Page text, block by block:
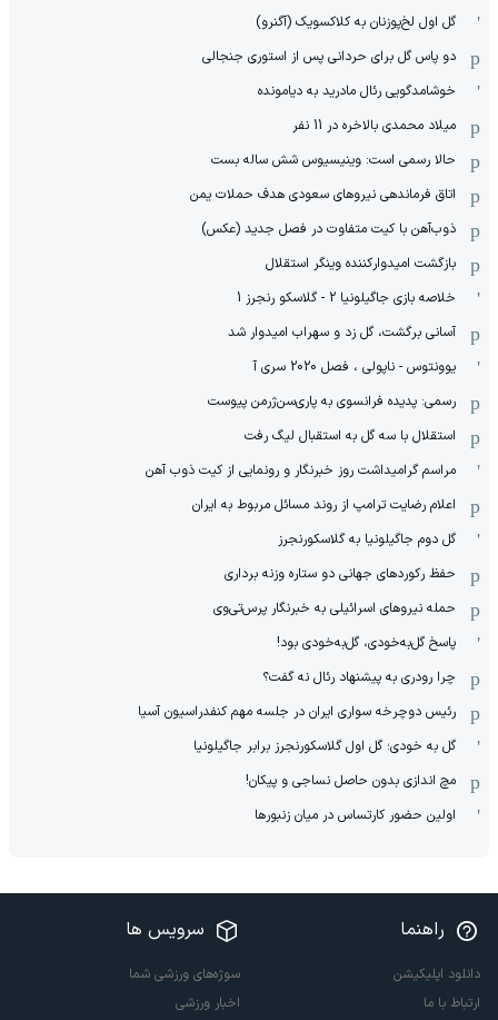
گل اول لخ‌پوزنان به کلاکسویک (آگنرو)
دو پاس گل برای حردانی پس از استوری جنجالی
خوشامدگویی رئال مادرید به دیامونده
میلاد محمدی بالاخره در 11 نفر
حالا رسمی است: وینیسیوس شش ساله بست
اتاق فرماندهی نیروهای سعودی هدف حملات یمن
ذوب‌آهن با کیت متفاوت در فصل جدید (عکس)
بازگشت امیدوارکننده وینگر استقلال
خلاصه بازی جاگیلونیا 2 - گلاسکو رنجرز 1
آسانی برگشت، گل زد و سهراب امیدوار شد
یوونتوس - ناپولی ، فصل 2020 سری آ
رسمی: پدیده فرانسوی به پاری‌سن‌ژرمن پیوست
استقلال با سه گل به استقبال لیگ رفت
مراسم گرامیداشت روز خبرنگار و رونمایی از کیت ذوب آهن
اعلام رضایت ترامپ از روند مسائل مربوط به ایران
گل دوم جاگیلونیا به گلاسکورنجرز
حفظ رکوردهای جهانی دو ستاره وزنه برداری
حمله نیروهای اسرائیلی به خبرنگار پرس‌تی‌وی
پاسخ گل‌به‌خودی، گل‌به‌خودی بود!
چرا رودری به پیشنهاد رئال نه گفت؟
رئیس دوچرخه سواری ایران در جلسه مهم کنفدراسیون آسیا
گل به خودی؛ گل اول گلاسکورنجرز برابر جاگیلونیا
مچ اندازی بدون حاصل نساجی و پیکان!
اولین حضور کارتساس در میان زنبورها
راهنما
دانلود اپلیکیشن
ارتباط با ما
سرویس ها
سوژه‌های ورزشی شما
اخبار ورزشی